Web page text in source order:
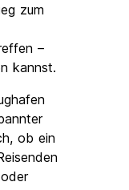
zum
–
kannst.
ob ein